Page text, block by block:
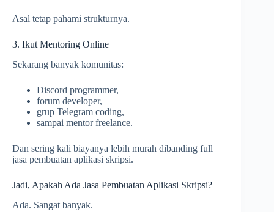
Asal tetap pahami strukturnya.
3. Ikut Mentoring Online
Sekarang banyak komunitas:
Discord programmer,
forum developer,
grup Telegram coding,
sampai mentor freelance.
Dan sering kali biayanya lebih murah dibanding full
jasa pembuatan aplikasi skripsi.
Jadi, Apakah Ada Jasa Pembuatan Aplikasi Skripsi?
Ada. Sangat banyak.